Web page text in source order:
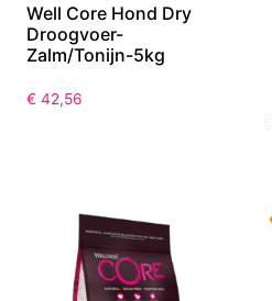
Well Core Hond Dry
Droogvoer-
Zalm/Tonijn-5kg
€ 42,56